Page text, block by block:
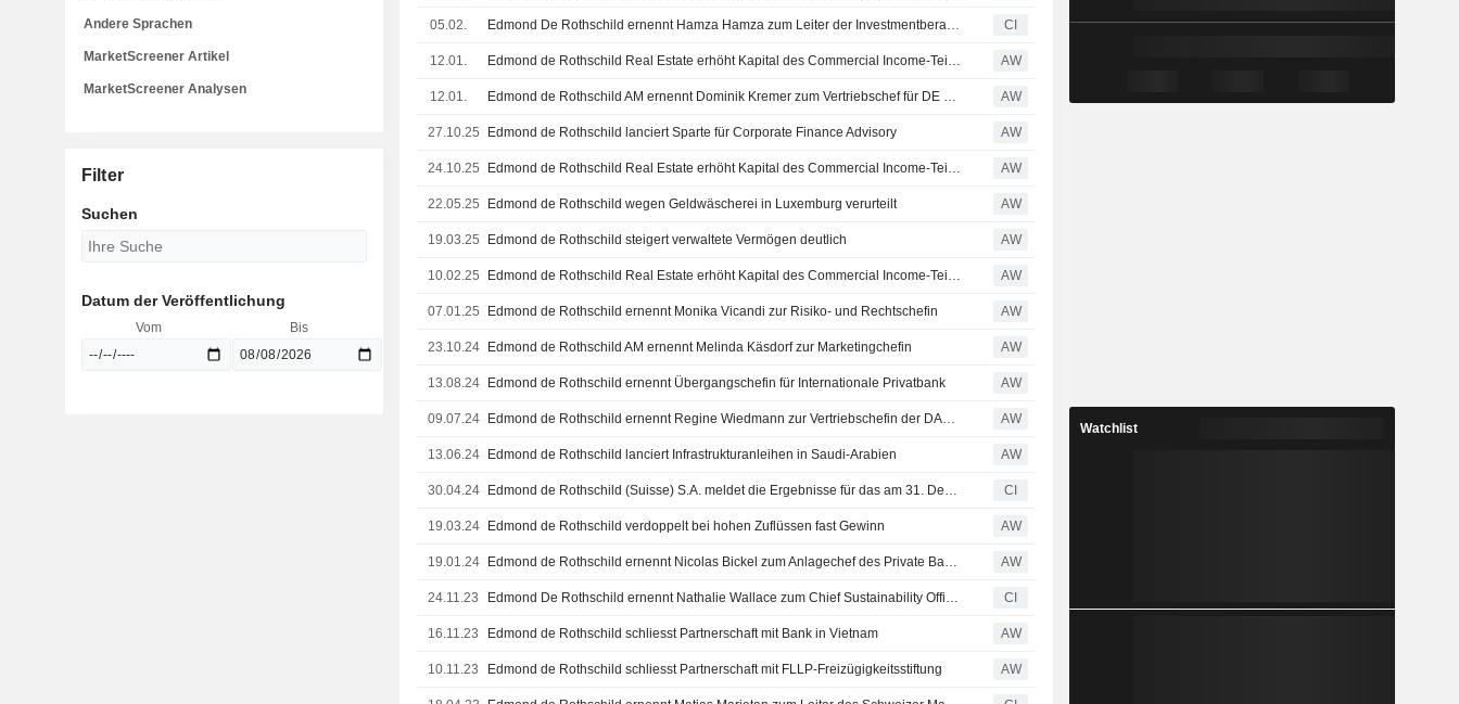
05.02. Edmond De Rothschild ernennt Hamza Hamza zum Leiter der Investmentberatung in Dubai ab dem 5. Januar 2026 CI
12.01. Edmond de Rothschild Real Estate erhöht Kapital des Commercial Income-Teilfonds AW
12.01. Edmond de Rothschild AM ernennt Dominik Kremer zum Vertriebschef für DE und AT AW
27.10.25 Edmond de Rothschild lanciert Sparte für Corporate Finance Advisory AW
24.10.25 Edmond de Rothschild Real Estate erhöht Kapital des Commercial Income-Teilfonds AW
22.05.25 Edmond de Rothschild wegen Geldwäscherei in Luxemburg verurteilt AW
19.03.25 Edmond de Rothschild steigert verwaltete Vermögen deutlich AW
10.02.25 Edmond de Rothschild Real Estate erhöht Kapital des Commercial Income-Teilfonds AW
07.01.25 Edmond de Rothschild ernennt Monika Vicandi zur Risiko- und Rechtschefin AW
23.10.24 Edmond de Rothschild AM ernennt Melinda Käsdorf zur Marketingchefin AW
13.08.24 Edmond de Rothschild ernennt Übergangschefin für Internationale Privatbank AW
09.07.24 Edmond de Rothschild ernennt Regine Wiedmann zur Vertriebschefin der DACH-Region AW
13.06.24 Edmond de Rothschild lanciert Infrastrukturanleihen in Saudi-Arabien AW
30.04.24 Edmond de Rothschild (Suisse) S.A. meldet die Ergebnisse für das am 31. Dezember 2023 endende Geschäftsjahr CI
19.03.24 Edmond de Rothschild verdoppelt bei hohen Zuflüssen fast Gewinn AW
19.01.24 Edmond de Rothschild ernennt Nicolas Bickel zum Anlagechef des Private Banking AW
24.11.23 Edmond De Rothschild ernennt Nathalie Wallace zum Chief Sustainability Officer CI
16.11.23 Edmond de Rothschild schliesst Partnerschaft mit Bank in Vietnam AW
10.11.23 Edmond de Rothschild schliesst Partnerschaft mit FLLP-Freizügigkeitsstiftung AW
Andere Sprachen
MarketScreener Artikel
MarketScreener Analysen
Filter
Suchen
Datum der Veröffentlichung
Vom Bis
Watchlist